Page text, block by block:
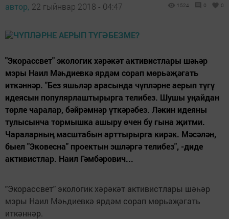
автор, 22 гыйнвар 2018 - 04:47 1524 0 0
"Экорассвет" экологик хәрәкәт активистлары шәһәр
мэры Наил Мәһдиевкә ярдәм сорап мөрьәҗәгать
иткәннәр. "Без яшьләр арасында чүпләрне аерып түгү
идеясын популярлаштырырга телибез. Шушы уңайдан
төрле чаралар, бәйрәмнәр үткәрәбез. Ләкин идеяны
тулысынча тормышка ашыру өчен бу гына җитми.
Чараларның масштабын арттырырга кирәк. Мәсәлән,
быел "Эковесна" проектын эшләргә телибез", -диде
активистлар. Наил Гәмбәрович...
"Экорассвет" экологик хәрәкәт активистлары шәһәр
мэры Наил Мәһдиевкә ярдәм сорап мөрьәҗәгать
иткәннәр.